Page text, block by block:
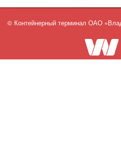
© Контейнерный терминал ОАО